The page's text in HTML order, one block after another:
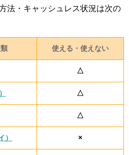
法・キャッシュレス状況は次の
使える・使えない
△
△
△
） ×